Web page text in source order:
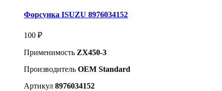
Форсунка ISUZU 8976034152
100 ₽
Применимость ZX450-3
Производитель OEM Standard
Артикул 8976034152